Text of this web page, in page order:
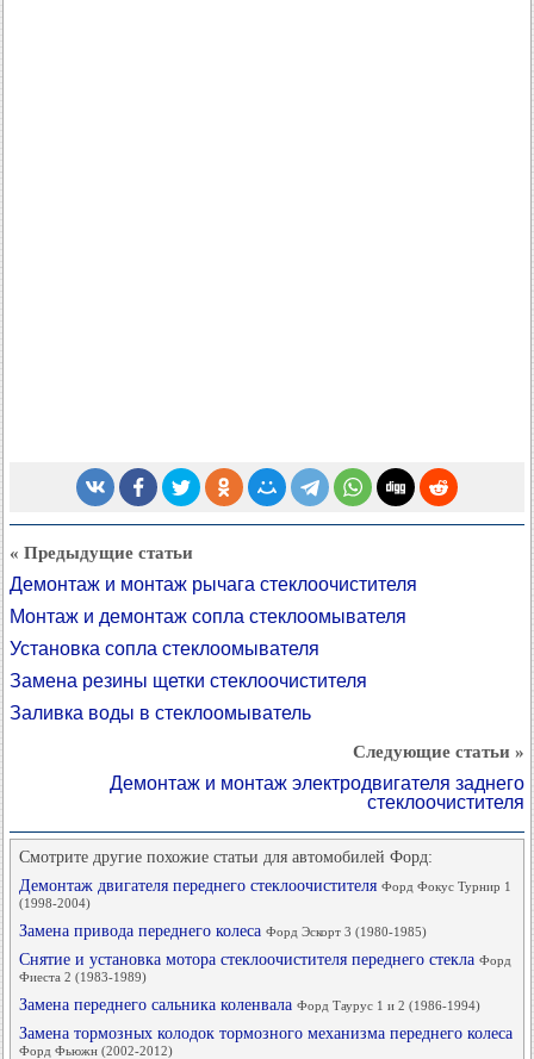
« Предыдущие статьи
Демонтаж и монтаж рычага стеклоочистителя
Монтаж и демонтаж сопла стеклоомывателя
Установка сопла стеклоомывателя
Замена резины щетки стеклоочистителя
Заливка воды в стеклоомыватель
Следующие статьи »
Демонтаж и монтаж электродвигателя заднего
стеклоочистителя
Смотрите другие похожие статьи для автомобилей Форд:
Демонтаж двигателя переднего стеклоочистителя Форд Фокус Турнир 1
(1998-2004)
Замена привода переднего колеса Форд Эскорт 3 (1980-1985)
Снятие и установка мотора стеклоочистителя переднего стекла Форд
Фиеста 2 (1983-1989)
Замена переднего сальника коленвала Форд Таурус 1 и 2 (1986-1994)
Замена тормозных колодок тормозного механизма переднего колеса
Форд Фьюжн (2002-2012)